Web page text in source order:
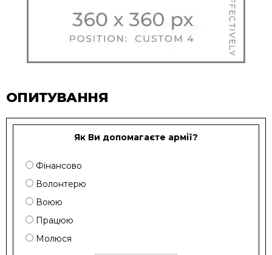
ОПИТУВАННЯ
Як Ви допомагаєте армії?
Фінансово
Волонтерю
Воюю
Працюю
Молюся